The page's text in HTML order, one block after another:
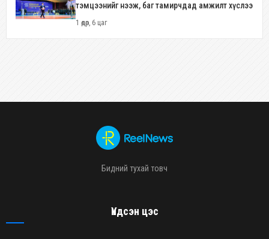
тэмцээнийг нээж, баг тамирчдад амжилт хүслээ
1 өдөр, 6 цаг
Бидний тухай товч
Үндсэн цэс